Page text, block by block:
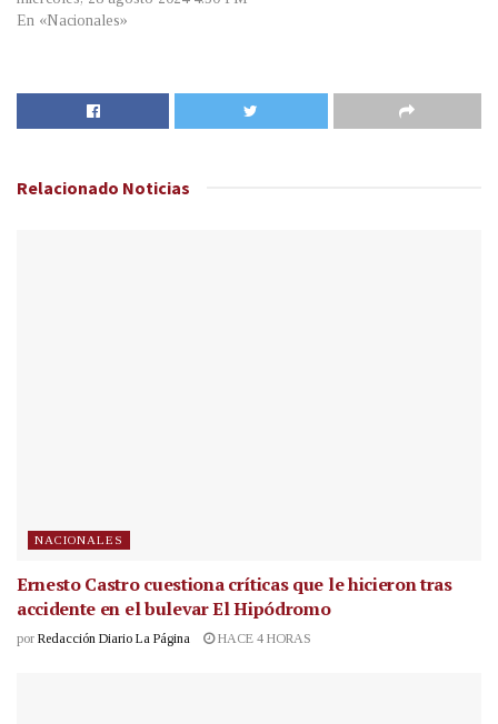
En «Nacionales»
Relacionado Noticias
NACIONALES
Ernesto Castro cuestiona críticas que le hicieron tras
accidente en el bulevar El Hipódromo
por Redacción Diario La Página HACE 4 HORAS